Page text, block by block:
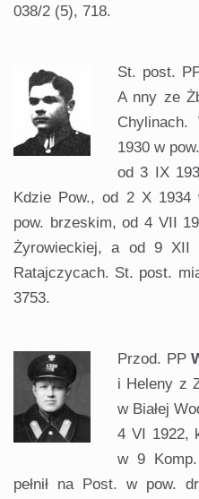
038/2 (5), 718.
St. post.
A nny ze
Chylinach.
1930 w
od 3 IX
Kdzie Pow., od 2 X
pow. brzeskim, od 4 VII
Żyrowieckiej, a od 9 XII
Ratajczycach. St. post.
3753.
Przod. PP
i Heleny z
w Białej
4 VI 1922,
w 9 Komp.
pełnił na Post. w pow.